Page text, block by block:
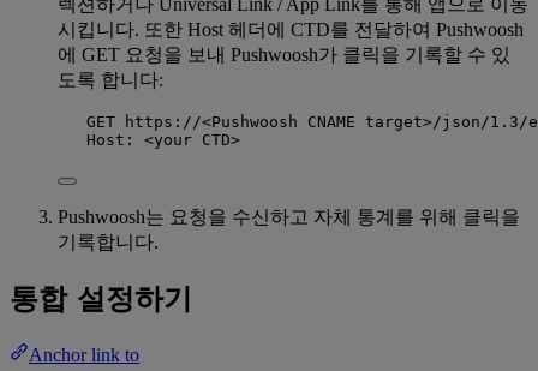
렉션하거나 Universal Link / App Link를 통해 앱으로 이동
시킵니다. 또한 Host 헤더에 CTD를 전달하여 Pushwoosh
에 GET 요청을 보내 Pushwoosh가 클릭을 기록할 수 있
도록 합니다:
GET https://<Pushwoosh CNAME target>/json/1.3/
Host: <your CTD>
Pushwoosh는 요청을 수신하고 자체 통계를 위해 클릭을
기록합니다.
통합 설정하기
Anchor link to